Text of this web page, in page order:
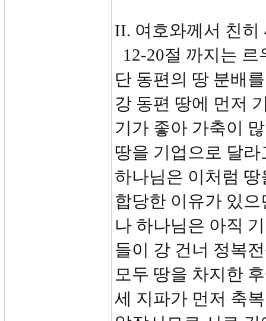
II. 여호와께서 친히
12-20절 까지는
단 동편의 땅 분배
강 동편 땅에 먼저
기가 좋아 가축이
땅을 기업으로 달
하나님은 이처럼
합당한 이유가 있
나 하나님은 아직
들이 강 건너 정복
모두 땅을 차지한
세 지파가 먼저 축